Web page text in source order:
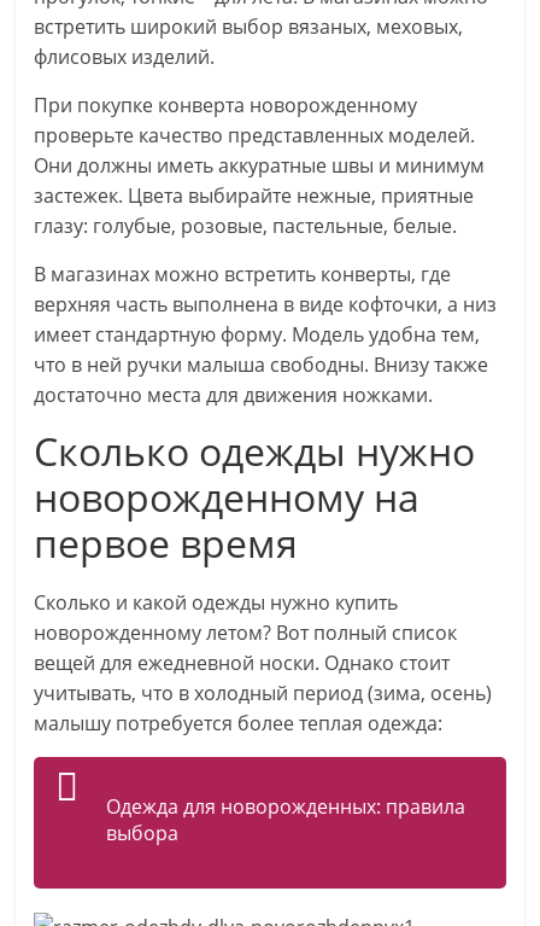
встретить широкий выбор вязаных, меховых,
флисовых изделий.
При покупке конверта новорожденному
проверьте качество представленных моделей.
Они должны иметь аккуратные швы и минимум
застежек. Цвета выбирайте нежные, приятные
глазу: голубые, розовые, пастельные, белые.
В магазинах можно встретить конверты, где
верхняя часть выполнена в виде кофточки, а низ
имеет стандартную форму. Модель удобна тем,
что в ней ручки малыша свободны. Внизу также
достаточно места для движения ножками.
Сколько одежды нужно
новорожденному на
первое время
Сколько и какой одежды нужно купить
новорожденному летом? Вот полный список
вещей для ежедневной носки. Однако стоит
учитывать, что в холодный период (зима, осень)
малышу потребуется более теплая одежда:
Одежда для новорожденных: правила
выбора